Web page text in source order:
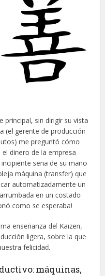
principal, sin dirigir su vista
(el gerente de producción
me preguntó cómo
dinero de la empresa
seña de su mano
máquina (transfer) que
automatizadamente un
en un costado
como se esperaba!
enseñanza del Kaizen,
ligera, sobre la que
felicidad.
máquinas,